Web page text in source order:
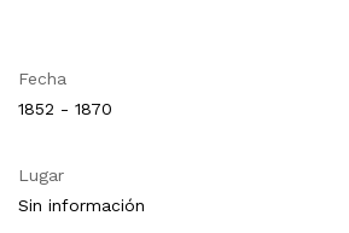
Fecha
1852 - 1870
Lugar
Sin información